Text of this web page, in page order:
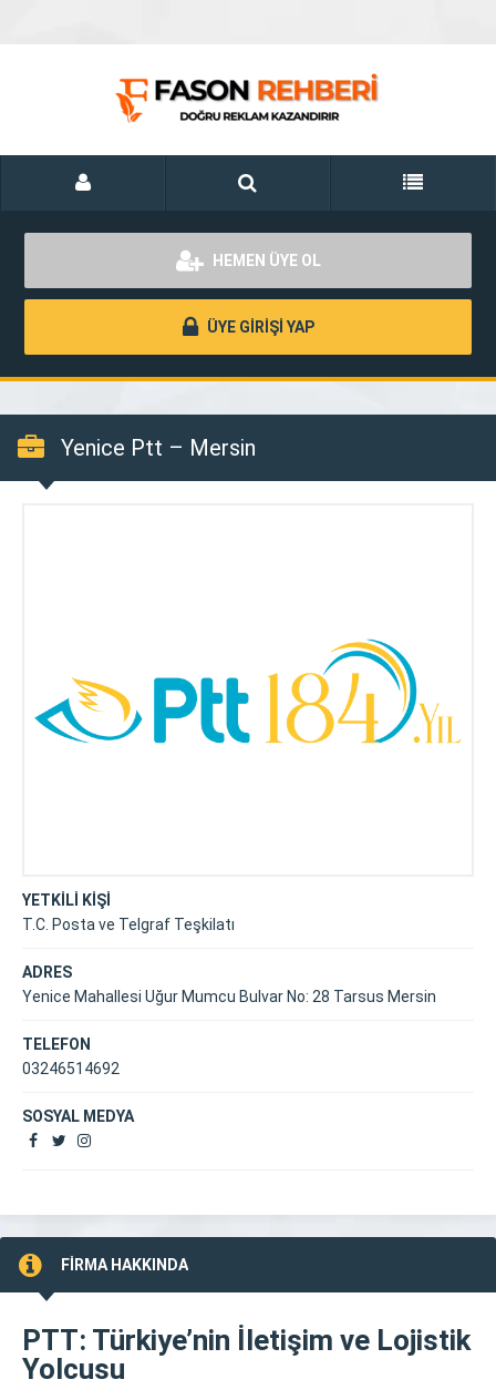
HEMEN ÜYE OL
ÜYE GİRİŞİ YAP
Yenice Ptt – Mersin
YETKİLİ KİŞİ
T.C. Posta ve Telgraf Teşkilatı
ADRES
Yenice Mahallesi Uğur Mumcu Bulvar No: 28 Tarsus Mersin
TELEFON
03246514692
SOSYAL MEDYA
FİRMA HAKKINDA
PTT: Türkiye’nin İletişim ve Lojistik
Yolcusu